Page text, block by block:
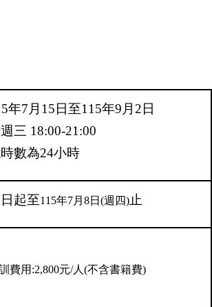
年7月15日至115年9月2日
三 18:00-21:00
數為24⼩時
起至115年7月8日(週四) 止
費用:2,800元/人(不含書籍費)